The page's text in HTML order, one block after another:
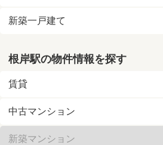
新築一戸建て
根岸駅の物件情報を探す
賃貸
中古マンション
新築マンション